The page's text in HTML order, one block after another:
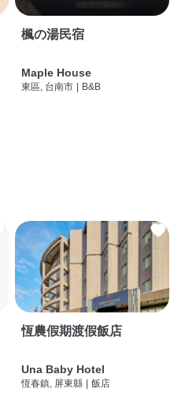
楓の湯民宿
Maple House
東區, 台南市 | B&B
恆農假期渡假飯店
Una Baby Hotel
恆春鎮, 屏東縣 飯店